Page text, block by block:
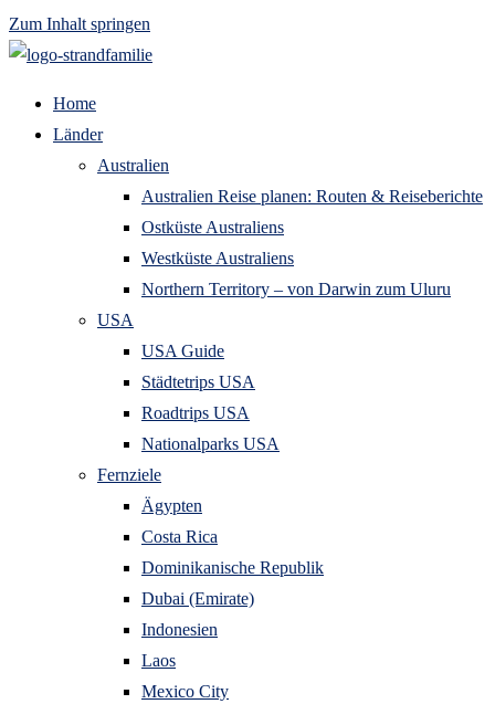
Zum Inhalt springen
Home
Länder
Australien
Australien Reise planen: Routen & Reiseberichte
Ostküste Australiens
Westküste Australiens
Northern Territory – von Darwin zum Uluru
USA
USA Guide
Städtetrips USA
Roadtrips USA
Nationalparks USA
Fernziele
Ägypten
Costa Rica
Dominikanische Republik
Dubai (Emirate)
Indonesien
Laos
Mexico City